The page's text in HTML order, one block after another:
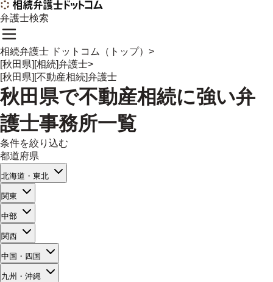
弁護士検索
相続弁護士 ドットコム（トップ） >
[秋田県][相続]弁護士>
[秋田県][不動産相続]弁護士
秋田県で不動産相続に強い弁
護士事務所一覧
条件を絞り込む
都道府県
北海道・東北
関東
中部
関西
中国・四国
九州・沖縄